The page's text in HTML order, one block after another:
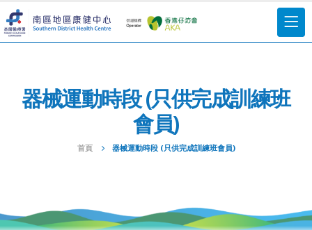
器械運動時段 (只供完成訓練班
會員)
首頁 器械運動時段 (只供完成訓練班會員)